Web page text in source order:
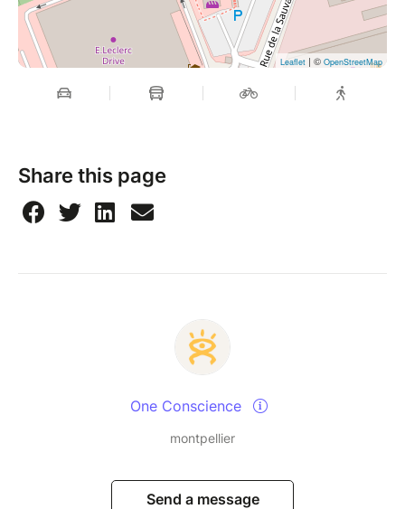
Leaflet | © OpenStreetMap
Share this page
One Conscience
montpellier
Send a message